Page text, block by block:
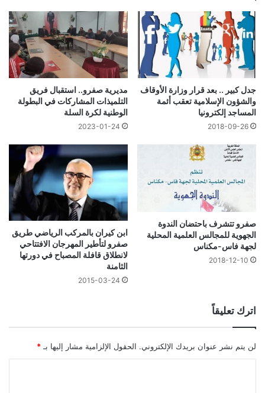
جدل كبير .. بعد قرار وزارة الأوقاف
والشؤون الإسلامية تعقب أئمة
المساجد إلكترونيا
2018-09-26
مديرية صفرو.. استقبال فريق
التلميذات المشاركات في البطولة
الوطنية لكرة السلة
2023-01-24
صفرو تتشرف باحتضان الندوة
الجهوية للمجالس العلمية المحلية
لجهة فاس-مكناس
2018-12-10
ابن كيران بالمركب الرياضي طريق
صفرو لتأطير المهرجان الافتتاحي
لانطلاق قافلة المصباح في دورتها
الثامنة
2015-03-24
اترك تعليقاً
لن يتم نشر عنوان بريدك الإلكتروني. الحقول الإلزامية مشار إليها بـ *